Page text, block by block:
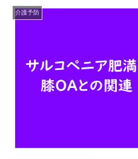
介護予防